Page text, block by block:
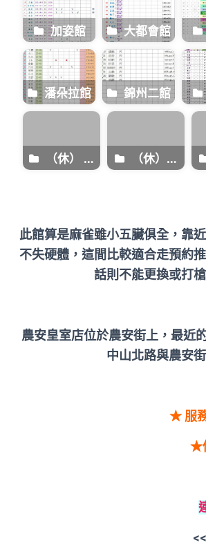
加姿館 大都會館
潘朵拉館 錦州二館
（休） 王
（休）農
此館算是麻雀雖小五臟俱全，靠
不失硬體，這間比較適合走預約
話則不能更換或打
農安皇室店位於農安街上，最近
中山北路與農安
★ 服
★
<<